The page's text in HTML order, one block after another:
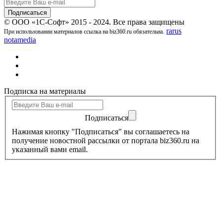
© ООО «1С-Софт» 2015 - 2024. Все права защищены
При использовании материалов ссылка на biz360.ru обязательна. rarus
notamedia
Подписка на материалы
Подписаться
Нажимая кнопку "Подписаться" вы соглашаетесь на
получение новостной рассылки от портала biz360.ru на
указанный вами email.